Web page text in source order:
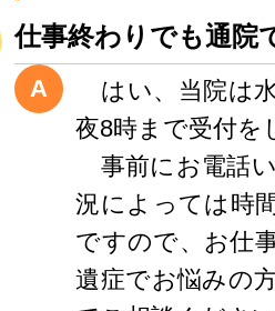
仕事終わりでも通院
A
はい、当院は
夜8時まで受付を
事前にお電話
況によっては時
ですので、お仕
遺症でお悩みの